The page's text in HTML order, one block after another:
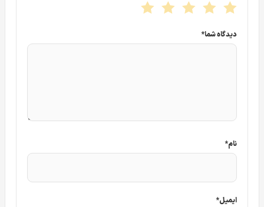
آیا این پکیج برای استفاده در محیط‌های کوچک و متوسط
مناسب است؟
بله، این پکیج برای محیط‌های کوچک و متوسط مانند خانه‌ها،
این دستگاه ازچهار کانال ورودیپشتیبانی می‌کند. در صورت نیاز
دیدگاه شما*
نام*
ایمیل*